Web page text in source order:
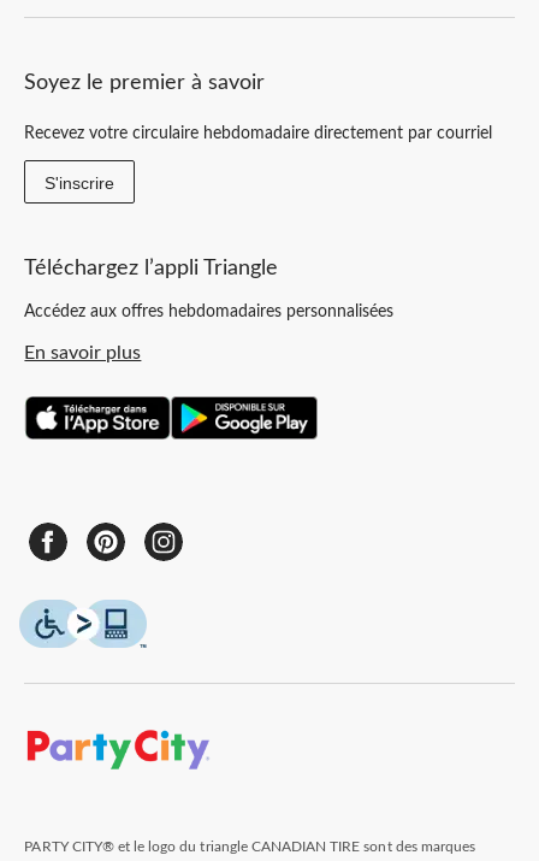
Soyez le premier à savoir
Recevez votre circulaire hebdomadaire directement par courriel
S'inscrire
Téléchargez l’appli Triangle
Accédez aux offres hebdomadaires personnalisées
En savoir plus
PARTY CITY® et le logo du triangle CANADIAN TIRE sont des marques